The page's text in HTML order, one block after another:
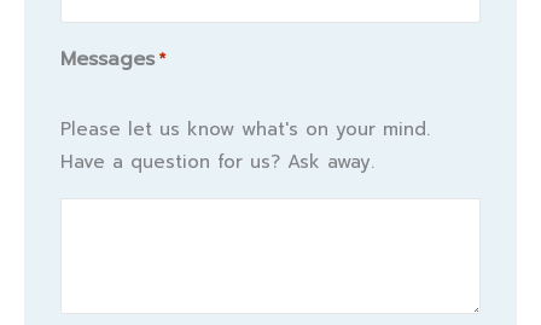
Messages *
Please let us know what's on your mind.
Have a question for us? Ask away.